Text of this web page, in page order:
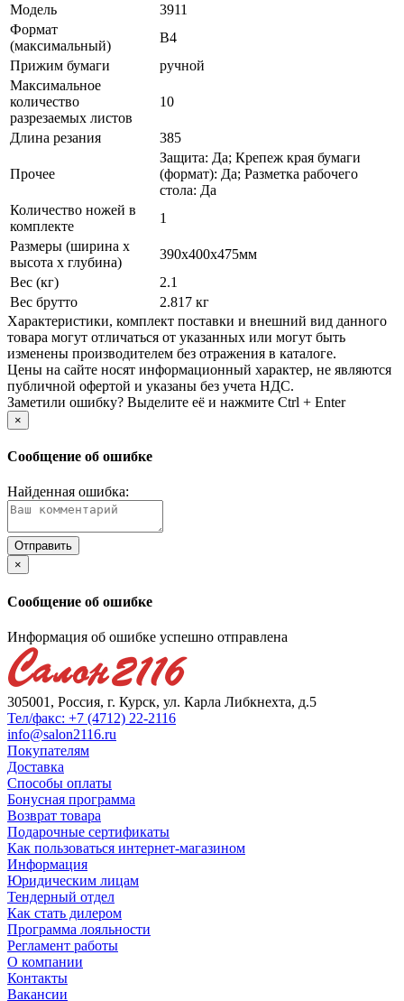
Модель
3911
Формат
(максимальный)
B4
Прижим бумаги
ручной
Максимальное
количество
разрезаемых листов
10
Длина резания 385
Прочее
Защита: Да; Крепеж края бумаги
(формат): Да; Разметка рабочего
стола: Да
Количество ножей в
комплекте
1
Размеры (ширина х
высота х глубина)
390x400x475мм
Вес (кг)
2.1
Вес брутто
2.817 кг
Xарактеристики, комплект поставки и внешний вид данного
товара могут отличаться от указанных или могут быть
изменены производителем без отражения в каталоге.
Цены на сайте носят информационный характер, не являются
публичной офертой и указаны без учета НДС.
Заметили ошибку? Выделите её и нажмите Ctrl + Enter
×
Сообщение об ошибке
Найденная ошибка:
×
Сообщение об ошибке
Информация об ошибке успешно отправлена
305001, Россия, г. Курск, ул. Карла Либкнехта, д.5
Тел/факс: +7 (4712) 22-2116
info@salon2116.ru
Покупателям
Доставка
Способы оплаты
Бонусная программа
Возврат товара
Подарочные сертификаты
Как пользоваться интернет-магазином
Информация
Юридическим лицам
Тендерный отдел
Как стать дилером
Программа лояльности
Регламент работы
О компании
Контакты
Вакансии